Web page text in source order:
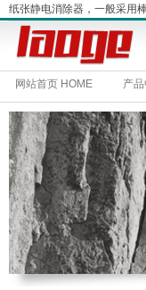
纸张静电消除器，一般采用
网站首页 HOME 产